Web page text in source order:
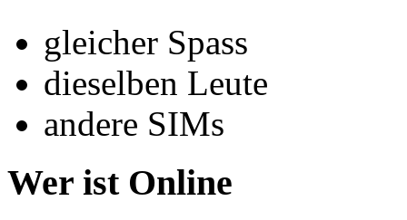
gleicher Spass
dieselben Leute
andere SIMs
Wer ist Online